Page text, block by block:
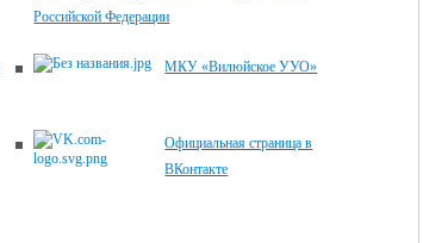
Российской Федерации
МКУ «Вилюйское УУО»
Официальная страница в
ВКонтакте